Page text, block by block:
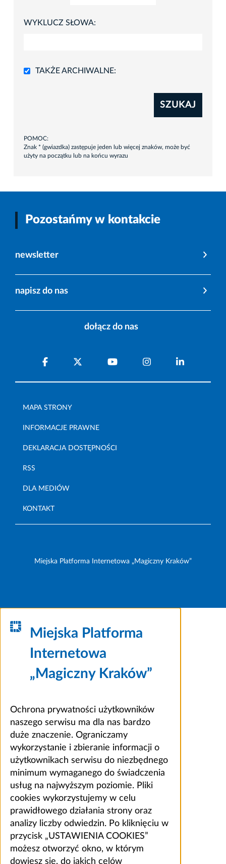
WYKLUCZ SŁOWA:
TAKŻE ARCHIWALNE:
SZUKAJ
POMOC:
Znak * (gwiazdka) zastępuje jeden lub więcej znaków, może być
użyty na początku lub na końcu wyrazu
Pozostańmy w kontakcie
newsletter
napisz do nas
dołącz do nas
MAPA STRONY
INFORMACJE PRAWNE
DEKLARACJA DOSTĘPNOŚCI
RSS
DLA MEDIÓW
KONTAKT
Miejska Platforma Internetowa „Magiczny Kraków”
Miejska Platforma
Internetowa
„Magiczny Kraków”
Ochrona prywatności użytkowników
naszego serwisu ma dla nas bardzo
duże znaczenie. Ograniczamy
wykorzystanie i zbieranie informacji o
użytkownikach serwisu do niezbędnego
minimum wymaganego do świadczenia
usług na najwyższym poziomie. Pliki
cookies wykorzystujemy w celu
prawidłowego działania strony oraz
analizy liczby odwiedzin. Po kliknięciu w
przycisk „USTAWIENIA COOKIES”
możesz otworzyć okno, w którym
dowiesz się, do jakich celów